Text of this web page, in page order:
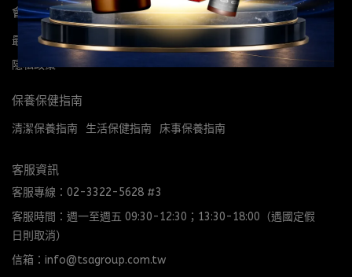
會員服務
最新消息 購物須知 會員帳戶 會員權益
團購經銷合作
隱私政策
保養保健指南
清潔保養指南 生活保健指南 床事保養指南
客服資訊
客服專線：02-3322-5628 #3
客服時間：週一至週五 09:30-12:30；13:30-18:00（遇國定假
日則取消）
信箱：info@tsagroup.com.tw